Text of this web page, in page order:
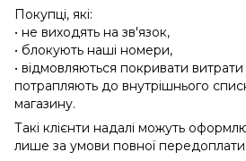
Покупці, які:
• не виходять на зв'язок,
• блокують наші номери,
• відмовляються покривати
потрапляють до внутрішнього
магазину.
Такі клієнти надалі можуть
лише за умови повної передоплати.